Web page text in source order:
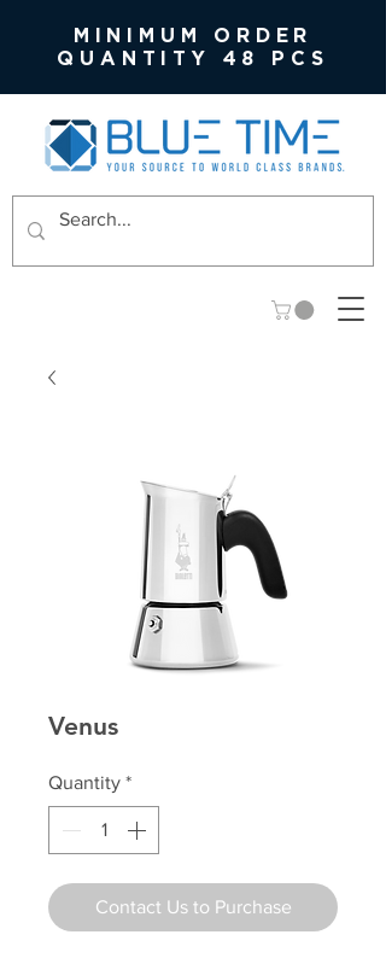
MINIMUM ORDER
QUANTITY 48 PCS
Venus
Quantity *
Contact Us to Purchase